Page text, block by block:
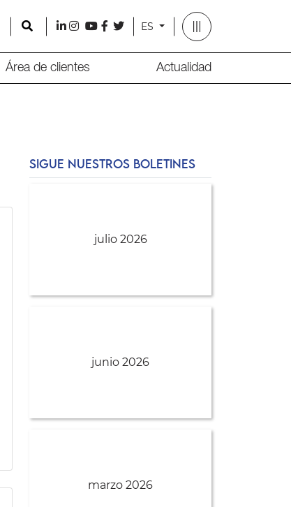
Search
l i y f t ES
Área de clientes Actualidad
SIGUE NUESTROS BOLETINES
julio 2026
junio 2026
marzo 2026